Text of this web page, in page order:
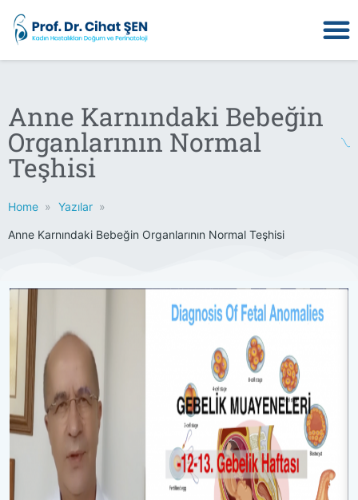
Anne Karnındaki Bebeğin
Organlarının Normal
Teşhisi
Home Yazılar
Anne Karnındaki Bebeğin Organlarının Normal Teşhisi